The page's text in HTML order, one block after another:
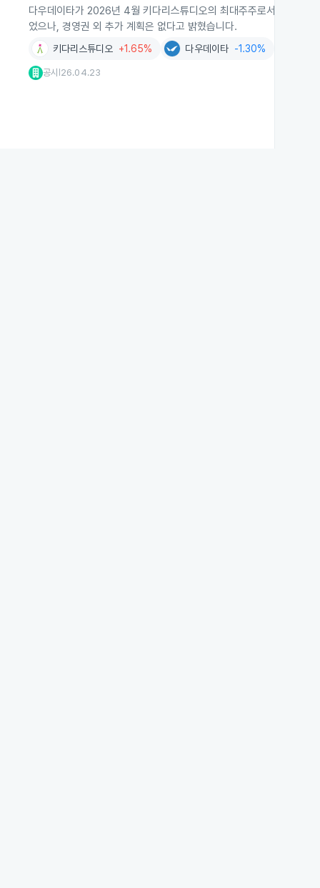
다우데이타가 2026년 4월 키다리스튜디오의 최대주주로서 주식 대
었으나, 경영권 외 추가 계획은 없다고 밝혔습니다.
키다리스튜디오 +1.65% 다우데이타 -1.30%
공시 26.04.23